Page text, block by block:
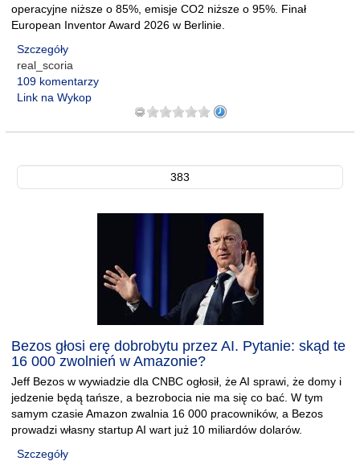
operacyjne niższe o 85%, emisje CO2 niższe o 95%. Finał
European Inventor Award 2026 w Berlinie.
Szczegóły
real_scoria
109 komentarzy
Link na Wykop
383
Bezos głosi erę dobrobytu przez AI. Pytanie: skąd te
16 000 zwolnień w Amazonie?
Jeff Bezos w wywiadzie dla CNBC ogłosił, że AI sprawi, że domy i
jedzenie będą tańsze, a bezrobocia nie ma się co bać. W tym
samym czasie Amazon zwalnia 16 000 pracowników, a Bezos
prowadzi własny startup AI wart już 10 miliardów dolarów.
Szczegóły